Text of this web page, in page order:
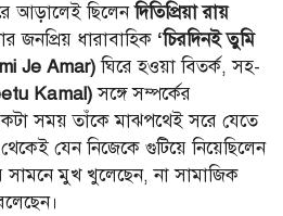
আড়ালেই ছিলেনদিতিপ্রিয়া রায়
জনপ্রিয় ধারাবাহিক ‘চিরদিনই তুমি
Je Amar)ঘিরে হওয়া বিতর্ক, সহ-
Kamal)সঙ্গে সম্পর্কের
সময় তাঁকে মাঝপথেই সরে যেতে
যেন নিজেকে গুটিয়ে নিয়েছিলেন
সামনে মুখ খুলেছেন, না সামাজিক